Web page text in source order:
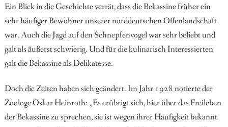
Ein Blick in die Geschichte verrät, dass die Bekassine früher ein
sehr häufiger Bewohner unserer norddeutschen Offenlandschaft
war. Auch die Jagd auf den Schnepfenvogel war sehr beliebt und
galt als äußerst schwierig. Und für die kulinarisch Interessierten
galt die Bekassine als Delikatesse.
Doch die Zeiten haben sich geändert. Im Jahr 1928 notierte der
Zoologe Oskar Heinroth: „Es erübrigt sich, hier über das Freileben
der Bekassine zu sprechen, sie ist wegen ihrer Häufigkeit bekannt